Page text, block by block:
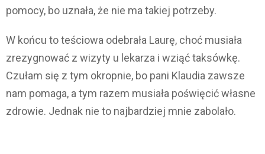
pomocy, bo uznała, że nie ma takiej potrzeby.
W końcu to teściowa odebrała Laurę, choć musiała
zrezygnować z wizyty u lekarza i wziąć taksówkę.
Czułam się z tym okropnie, bo pani Klaudia zawsze
nam pomaga, a tym razem musiała poświęcić własne
zdrowie. Jednak nie to najbardziej mnie zabolało.